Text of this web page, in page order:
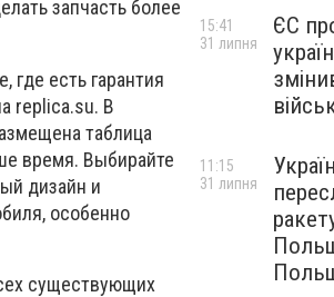
запчасть более
где есть гарантия
replica.su. В
таблица
время. Выбирайте
дизайн и
особенно
существующих
ЄС
15:41
31 липня
11:15
31 липня